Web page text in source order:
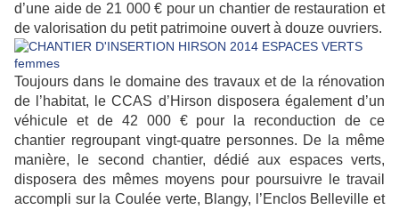
d’une aide de 21 000 € pour un chantier de restauration et
de valorisation du petit patrimoine ouvert à douze ouvriers.
Toujours dans le domaine des travaux et de la rénovation
de l’habitat, le CCAS d’Hirson disposera également d’un
véhicule et de 42 000 € pour la reconduction de ce
chantier regroupant vingt-quatre personnes. De la même
manière, le second chantier, dédié aux espaces verts,
disposera des mêmes moyens pour poursuivre le travail
accompli sur la Coulée verte, Blangy, l’Enclos Belleville et